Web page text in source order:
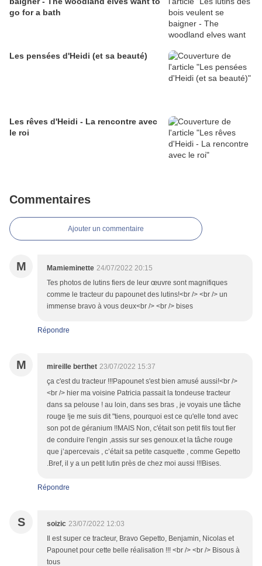
go for a bath
Les pensées d'Heidi (et sa beauté)
Les rêves d'Heidi - La rencontre avec
le roi
Commentaires
Ajouter un commentaire
M Mamieminette 24/07/2022 20:15
Tes photos de lutins fiers de leur œuvre sont magnifiques
comme le tracteur du papounet des lutins!<br /> <br /> un
immense bravo à vous deux<br /> <br /> bises
Répondre
M mireille berthet 23/07/2022 15:37
ça c'est du tracteur !!!Papounet s'est bien amusé aussi!<br />
<br /> hier ma voisine Patricia passait la tondeuse tracteur
dans sa pelouse ! au loin, dans ses bras , je voyais une tâche
rouge !je me suis dit "tiens, pourquoi est ce qu'elle tond avec
son pot de géranium !!MAIS Non, c'était son petit fils tout fier
de conduire l'engin ,assis sur ses genoux.et la tâche rouge
que j’apercevais , c’était sa petite casquette , comme Gepetto
.Bref, il y a un petit lutin près de chez moi aussi !!!Bises.
Répondre
S soizic 23/07/2022 12:03
Il est super ce tracteur, Bravo Gepetto, Benjamin, Nicolas et
Papounet pour cette belle réalisation !!! <br /> <br /> Bisous à
tous